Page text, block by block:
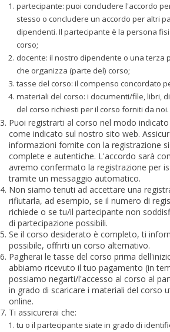
partecipante: puoi concludere l'accordo
stesso o concludere un accordo per altri
dipendenti. Il partecipante è la persona
corso;
docente: il nostro dipendente o una terza
che organizza (parte del) corso;
tasse del corso: il compenso concordato
materiali del corso: i documenti/file, libri,
del corso richiesti per il corso forniti da noi.
Puoi registrarti al corso nel modo
come indicato sul nostro sito web.
informazioni fornite con la registrazione
complete e autentiche. L'accordo sarà
avremo confermato la registrazione per
tramite un messaggio automatico.
Non siamo tenuti ad accettare una
rifiutarla, ad esempio, se il numero di
richiede o se tu/il partecipante non
di partecipazione possibili.
Se il corso desiderato è completo, ti
possibile, offrirti un corso alternativo.
Pagherai le tasse del corso prima
abbiamo ricevuto il tuo pagamento (in
possiamo negarti/l'accesso al corso al
in grado di scaricare i materiali del corso
online.
Ti assicurerai che:
tu o il partecipante siate in grado di